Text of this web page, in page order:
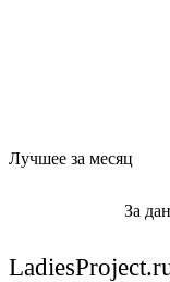
Лучшее за месяц
За